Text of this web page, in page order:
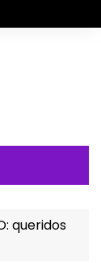
queridos